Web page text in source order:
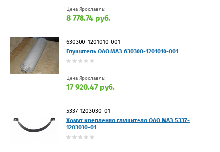
Цена Ярославль:
8 778.74 руб.
630300-1201010-001
Глушитель ОАО МАЗ 630300-1201010-001
Цена Ярославль:
17 920.47 руб.
5337-1203030-01
Хомут крепления глушителя ОАО МАЗ 5337-
1203030-01